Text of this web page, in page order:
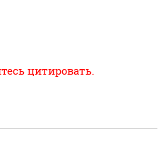
цитировать.